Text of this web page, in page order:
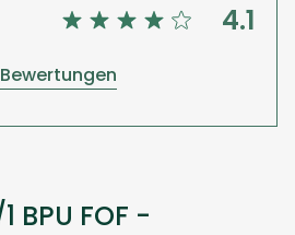
4.1
BPU FOF -